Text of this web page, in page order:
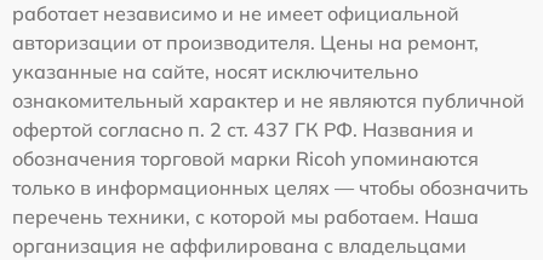
работает независимо и не имеет официальной
авторизации от производителя. Цены на ремонт,
указанные на сайте, носят исключительно
ознакомительный характер и не являются публичной
офертой согласно п. 2 ст. 437 ГК РФ. Названия и
обозначения торговой марки Ricoh упоминаются
только в информационных целях — чтобы обозначить
перечень техники, с которой мы работаем. Наша
организация не аффилирована с владельцами